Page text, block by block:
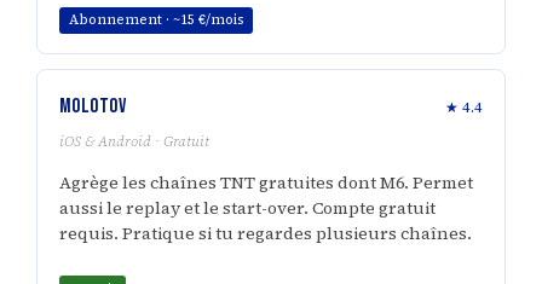
Abonnement · ~15 €/mois
Molotov ★ 4.4
iOS & Android · Gratuit
Agrège les chaînes TNT gratuites dont M6. Permet
aussi le replay et le start-over. Compte gratuit
requis. Pratique si tu regardes plusieurs chaînes.